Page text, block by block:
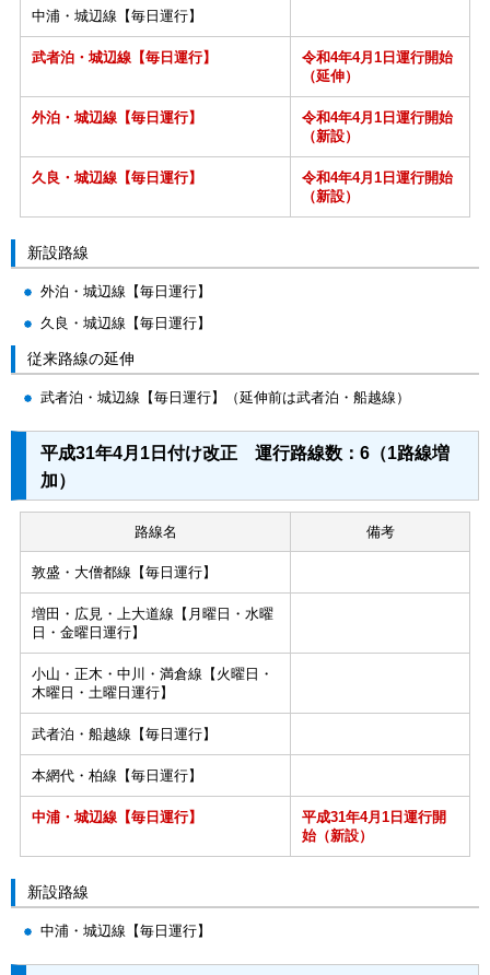
中浦・城辺線【毎日運行】
武者泊・城辺線【毎日運行】
令和4年4月1日運行開始
（延伸）
外泊・城辺線【毎日運行】
令和4年4月1日運行開始
（新設）
久良・城辺線【毎日運行】
令和4年4月1日運行開始
（新設）
新設路線
外泊・城辺線【毎日運行】
久良・城辺線【毎日運行】
従来路線の延伸
武者泊・城辺線【毎日運行】（延伸前は武者泊・船越線）
平成31年4月1日付け改正 運行路線数：6（1路線増
加）
路線名 備考
敦盛・大僧都線【毎日運行】
増田・広見・上大道線【月曜日・水曜
日・金曜日運行】
小山・正木・中川・満倉線【火曜日・
木曜日・土曜日運行】
武者泊・船越線【毎日運行】
本網代・柏線【毎日運行】
中浦・城辺線【毎日運行】
平成31年4月1日運行開
始（新設）
新設路線
中浦・城辺線【毎日運行】